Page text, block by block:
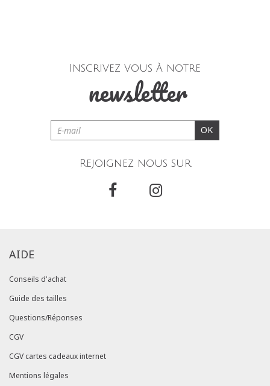
Inscrivez vous à notre
newsletter
OK
Rejoignez nous sur
AIDE
Conseils d'achat
Guide des tailles
Questions/Réponses
CGV
CGV cartes cadeaux internet
Mentions légales